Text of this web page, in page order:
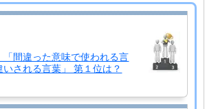
「間違った意味で使われる言
される言葉」 第１位は？